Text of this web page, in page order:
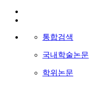
통합검색
국내학술논문
학위논문